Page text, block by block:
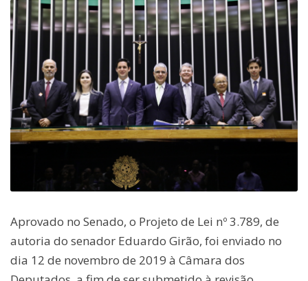
Aprovado no Senado, o Projeto de Lei nº 3.789, de
autoria do senador Eduardo Girão, foi enviado no
dia 12 de novembro de 2019 à Câmara dos